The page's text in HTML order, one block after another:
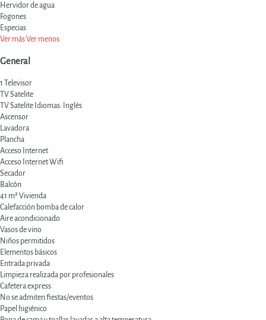
Hervidor de agua
Fogones
Especias
Ver másVer menos
General
1 Televisor
TV Satelite
TV Satelite Idiomas: Inglés
Ascensor
Lavadora
Plancha
Acceso Internet
Acceso InternetWifi
Secador
Balcón
41 m² Vivienda
Calefacción bomba de calor
Aire acondicionado
Vasos de vino
Niños permitidos
Elementos básicos
Entrada privada
Limpieza realizada por profesionales
Cafetera express
No se admiten fiestas/eventos
Papel higiénico